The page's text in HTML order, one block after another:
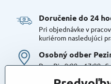
Doručenie do 24
Pri objednávke v
kuriérom nasledujúci
Osobný odber
Po – Pia 9:00 – 17:00 ,